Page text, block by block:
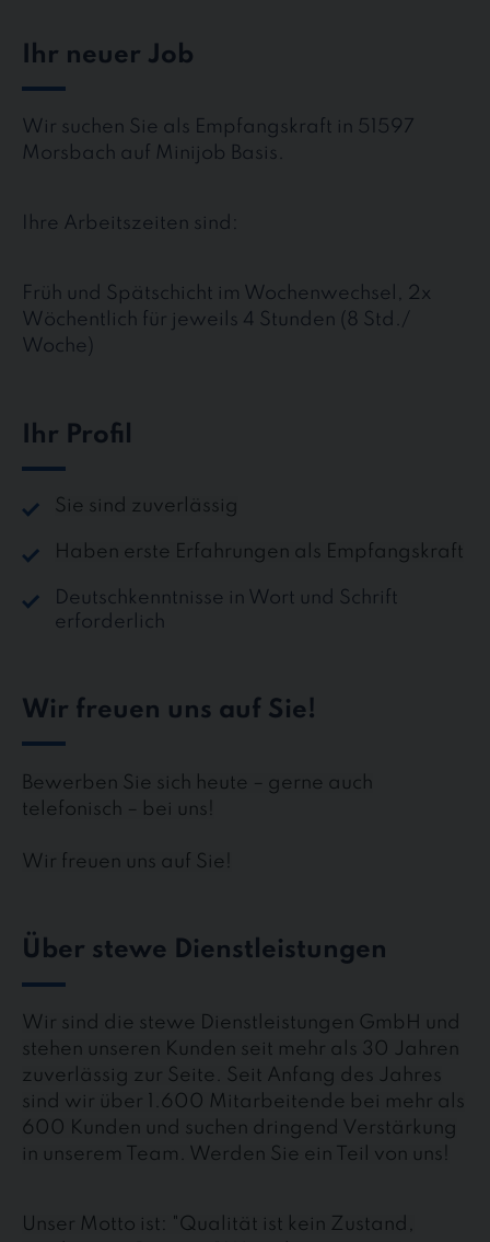
Ihr neuer Job
Wir suchen Sie als Empfangskraft in 51597
Morsbach auf Minijob Basis.
Ihre Arbeitszeiten sind:
Früh und Spätschicht im Wochenwechsel, 2x
Wöchentlich für jeweils 4 Stunden (8 Std./
Woche)
Ihr Profil
Sie sind zuverlässig
Haben erste Erfahrungen als Empfangskraft
Deutschkenntnisse in Wort und Schrift
erforderlich
Wir freuen uns auf Sie!
Bewerben Sie sich heute – gerne auch
telefonisch – bei uns!
Wir freuen uns auf Sie!
Über stewe Dienstleistungen
Wir sind die stewe Dienstleistungen GmbH und
stehen unseren Kunden seit mehr als 30 Jahren
zuverlässig zur Seite. Seit Anfang des Jahres
sind wir über 1.600 Mitarbeitende bei mehr als
600 Kunden und suchen dringend Verstärkung
in unserem Team. Werden Sie ein Teil von uns!
Unser Motto ist: "Qualität ist kein Zustand,